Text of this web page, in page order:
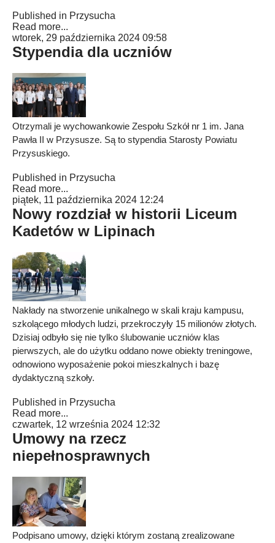
Published in Przysucha
Read more...
wtorek, 29 października 2024 09:58
Stypendia dla uczniów
Otrzymali je wychowankowie Zespołu Szkół nr 1 im. Jana
Pawła II w Przysusze. Są to stypendia Starosty Powiatu
Przysuskiego.
Published in Przysucha
Read more...
piątek, 11 października 2024 12:24
Nowy rozdział w historii Liceum
Kadetów w Lipinach
Nakłady na stworzenie unikalnego w skali kraju kampusu,
szkolącego młodych ludzi, przekroczyły 15 milionów złotych.
Dzisiaj odbyło się nie tylko ślubowanie uczniów klas
pierwszych, ale do użytku oddano nowe obiekty treningowe,
odnowiono wyposażenie pokoi mieszkalnych i bazę
dydaktyczną szkoły.
Published in Przysucha
Read more...
czwartek, 12 września 2024 12:32
Umowy na rzecz
niepełnosprawnych
Podpisano umowy, dzięki którym zostaną zrealizowane